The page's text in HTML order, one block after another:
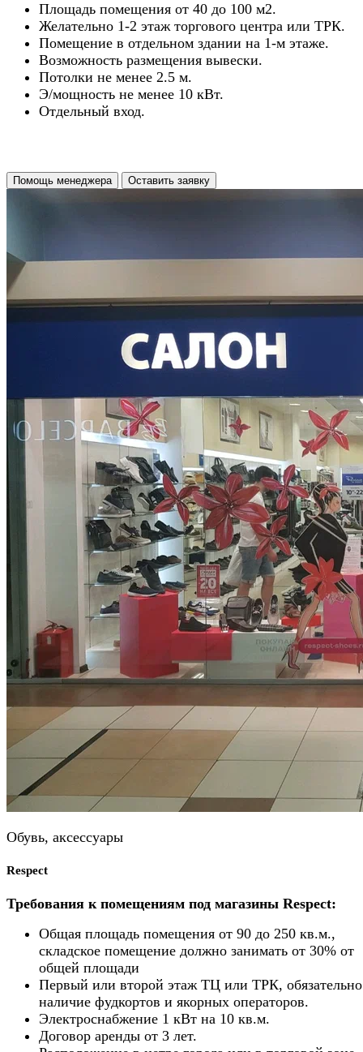
Площадь помещения от 40 до 100 м2.
Желательно 1-2 этаж торгового центра или ТРК.
Помещение в отдельном здании на 1-м этаже.
Возможность размещения вывески.
Потолки не менее 2.5 м.
Э/мощность не менее 10 кВт.
Отдельный вход.
Помощь менеджера Оставить заявку
Обувь, аксессуары
Respect
Требования к помещениям под магазины Respect:
Общая площадь помещения от 90 до 250 кв.м.,
складское помещение должно занимать от 30% от
общей площади
Первый или второй этаж ТЦ или ТРК, обязательно
наличие фудкортов и якорных операторов.
Электроснабжение 1 кВт на 10 кв.м.
Договор аренды от 3 лет.